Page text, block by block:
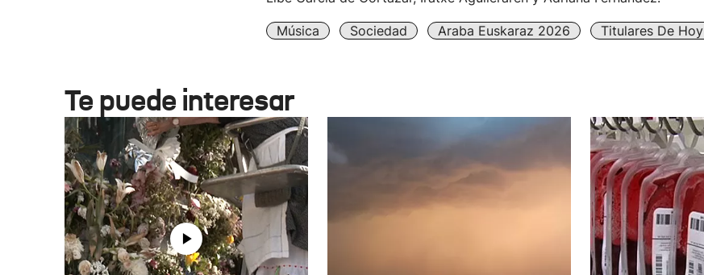
Música Sociedad Araba Euskaraz 2026 Titulares De Hoy
Te puede interesar